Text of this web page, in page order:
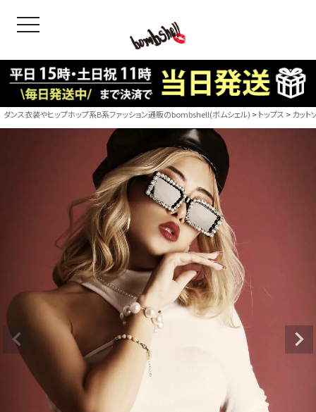
toggle navigation
＝ボムシェル】はダンス衣装専門ブランド。
衣装ならお任せ！オリジナル衣装やダンス衣装のトータル
ィネートのご提案。 ボムシェルならではの最新で斬新な
えをお届け。 撮影で使用してる小物や靴などダンサー必
ーデはイメージしやすく、全てボムシェルでご購入可能。
とは差別化出来るしっかりした衣装のご提案はダンサー
ージ映えを全力で応援してます。
B/bomb
【B/
「これど
好き女子
レッスン
ダンス衣装やヒップホップ系B系ファッション通販のbombshell(ボムシェル) トップス カット